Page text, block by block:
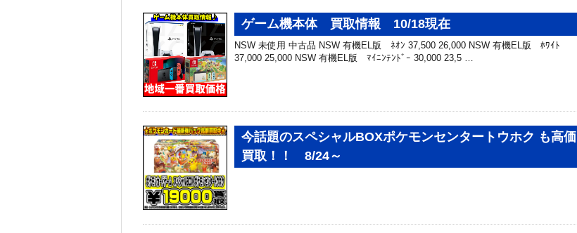
ゲーム機本体 買取情報 10/18現在
NSW 未使用 中古品 NSW 有機EL版 ﾈｵﾝ 37,500 26,000 NSW 有機EL版 ﾎﾜｲﾄ
37,000 25,000 NSW 有機EL版 ﾏｲﾆﾝﾃﾝﾄﾞｰ 30,000 23,5 …
今話題のスペシャルBOXポケモンセンタートウホク も高価
買取！！ 8/24～